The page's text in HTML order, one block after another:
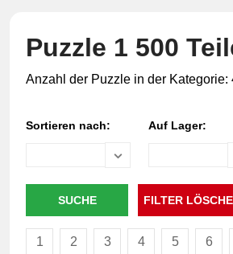
Puzzle 1 500
Anzahl der Puzzle in der Kategorie:
Sortieren nach: Auf Lager:
1 2 3 4 5 6